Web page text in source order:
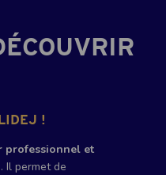
!
professionnel et
Il permet de